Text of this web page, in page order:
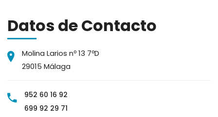
Datos de Contacto
Molina Larios nº 13 7ºD
29015 Málaga
952 60 16 92
699 92 29 71